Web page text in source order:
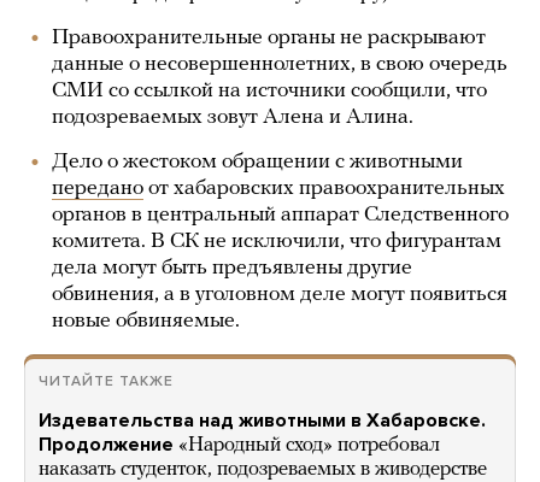
Правоохранительные органы не раскрывают
данные о несовершеннолетних, в свою очередь
СМИ со ссылкой на источники сообщили, что
подозреваемых зовут Алена и Алина.
Дело о жестоком обращении с животными
передано от хабаровских правоохранительных
органов в центральный аппарат Следственного
комитета. В СК не исключили, что фигурантам
дела могут быть предъявлены другие
обвинения, а в уголовном деле могут появиться
новые обвиняемые.
ЧИТАЙТЕ ТАКЖЕ
Издевательства над животными в Хабаровске.
Продолжение «Народный сход» потребовал
наказать студенток, подозреваемых в живодерстве